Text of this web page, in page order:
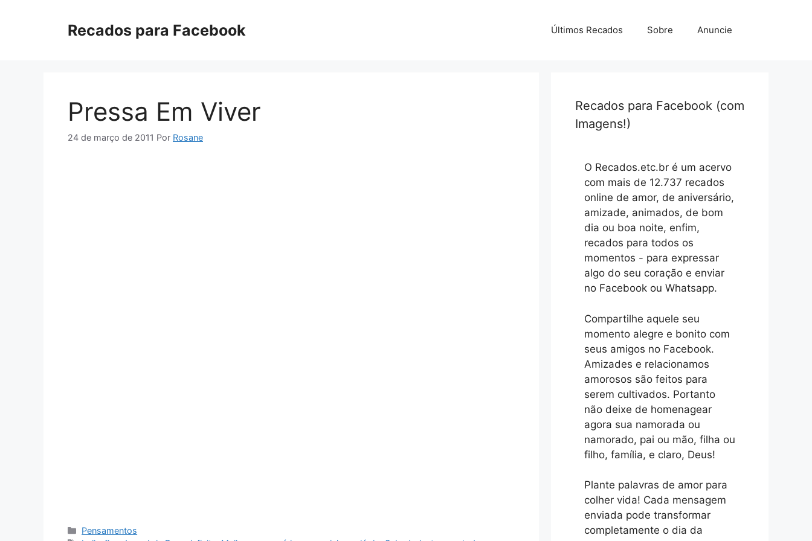
Recados para Facebook Últimos Recados Sobre Anuncie
Pressa Em Viver
24 de março de 2011 Por Rosane
Categorias
Pensamentos
Recados para Facebook (com
Imagens!)
O Recados.etc.br é um acervo
com mais de 12.737 recados
online de amor, de aniversário,
amizade, animados, de bom
dia ou boa noite, enfim,
recados para todos os
momentos - para expressar
algo do seu coração e enviar
no Facebook ou Whatsapp.
Compartilhe aquele seu
momento alegre e bonito com
seus amigos no Facebook.
Amizades e relacionamos
amorosos são feitos para
serem cultivados. Portanto
não deixe de homenagear
agora sua namorada ou
namorado, pai ou mão, filha ou
filho, família, e claro, Deus!
Plante palavras de amor para
colher vida! Cada mensagem
enviada pode transformar
completamente o dia da